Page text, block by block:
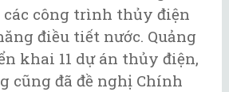
các công trình thủy điện
điều tiết nước. Quảng
khai 11 dự án thủy điện,
cũng đã đề nghị Chính